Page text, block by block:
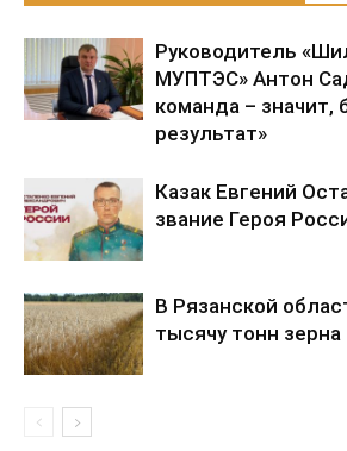
Руководитель
МУПТЭС» Антон
команда – значит,
результат»
Казак Евгений
звание Героя
В Рязанской
тысячу тонн зерна